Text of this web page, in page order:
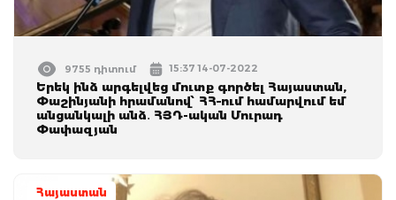
9755 դիտում 15:37 14-07-2022
Երեկ ինձ արգելվեց մուտք գործել Հայաստան,
Փաշինյանի հրամանով՝ ՀՀ–ում համարվում եմ
անցանկալի անձ․ ՀՅԴ-ական Մուրադ
Փափազյան
Հայաստան